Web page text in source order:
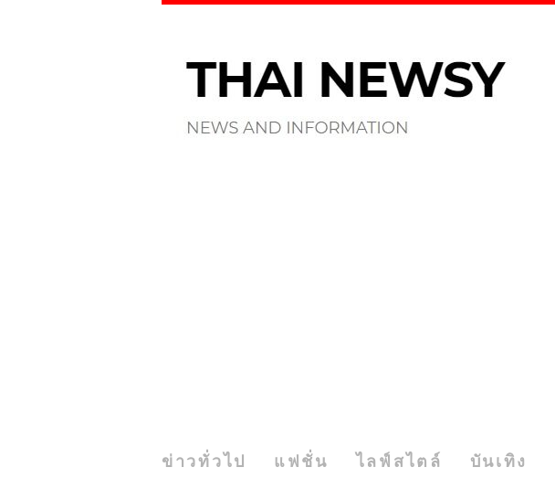
ข่าวทั่วไป แฟชั่น ไลฟ์สไตล์ บันเทิง